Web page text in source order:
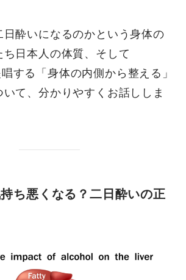
日酔いになるのかという身体の
日本人の体質、そして
する「身体の内側から整える」
て、分かりやすくお話ししま
ち悪くなる？二日酔いの正